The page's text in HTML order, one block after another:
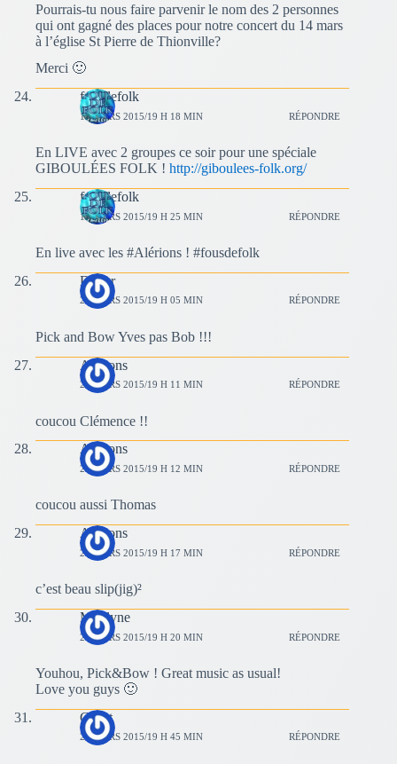
Pourrais-tu nous faire parvenir le nom des 2 personnes
qui ont gagné des places pour notre concert du 14 mars
à l’église St Pierre de Thionville?
Merci 🙂
fousdefolk
15 MARS 2015/19 H 18 MIN RÉPONDRE
En LIVE avec 2 groupes ce soir pour une spéciale
GIBOULÉES FOLK ! http://giboulees-folk.org/
fousdefolk
15 MARS 2015/19 H 25 MIN RÉPONDRE
En live avec les #Alérions ! #fousdefolk
Didier
29 MARS 2015/19 H 05 MIN RÉPONDRE
Pick and Bow Yves pas Bob !!!
Alérions
29 MARS 2015/19 H 11 MIN RÉPONDRE
coucou Clémence !!
Alérions
29 MARS 2015/19 H 12 MIN RÉPONDRE
coucou aussi Thomas
Alérions
29 MARS 2015/19 H 17 MIN RÉPONDRE
c’est beau slip(jig)²
Marilyne
29 MARS 2015/19 H 20 MIN RÉPONDRE
Youhou, Pick&Bow ! Great music as usual!
Love you guys 🙂
Guest
29 MARS 2015/19 H 45 MIN RÉPONDRE